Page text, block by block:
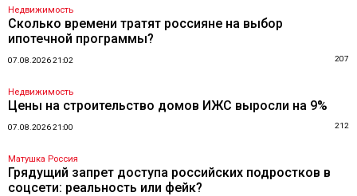
Недвижимость
Сколько времени тратят россияне на выбор
ипотечной программы?
07.08.2026 21:02 207
Недвижимость
Цены на строительство домов ИЖС выросли на 9%
07.08.2026 21:00 212
Матушка Россия
Грядущий запрет доступа российских подростков в
соцсети: реальность или фейк?